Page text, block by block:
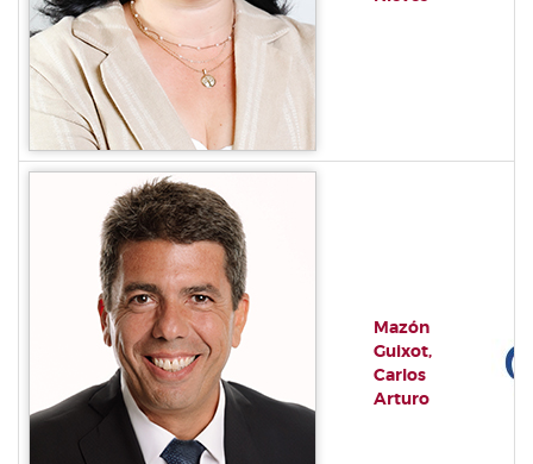
Mazón
Guixot,
Carlos
Arturo